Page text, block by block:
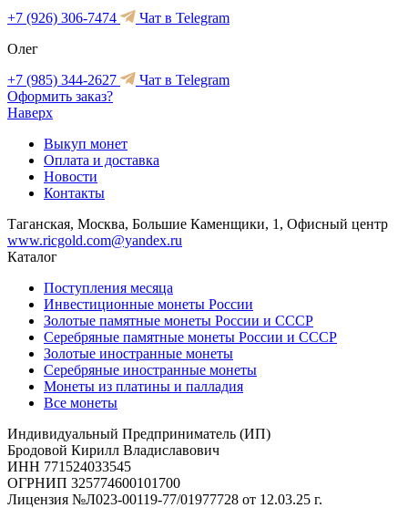
+7 (926) 306-7474
Чат в Telegram
Олег
+7 (985) 344-2627
Чат в Telegram
Оформить заказ?
Наверх
Выкуп монет
Оплата и доставка
Новости
Контакты
Таганская, Москва, Большие Каменщики, 1, Офисный центр
www.ricgold.com@yandex.ru
Каталог
Поступления месяца
Инвестиционные монеты России
Золотые памятные монеты России и СССР
Серебряные памятные монеты России и СССР
Золотые иностранные монеты
Серебряные иностранные монеты
Монеты из платины и палладия
Все монеты
Индивидуальный Предприниматель (ИП)
Бродовой Кирилл Владиславович
ИНН 771524033545
ОГРНИП 325774600101700
Лицензия №Л023-00119-77/01977728 от 12.03.25 г.